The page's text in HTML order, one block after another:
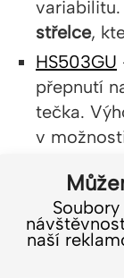
naší
střelce,
HS503GU
přepnutí
tečka.
v
sportovní
a